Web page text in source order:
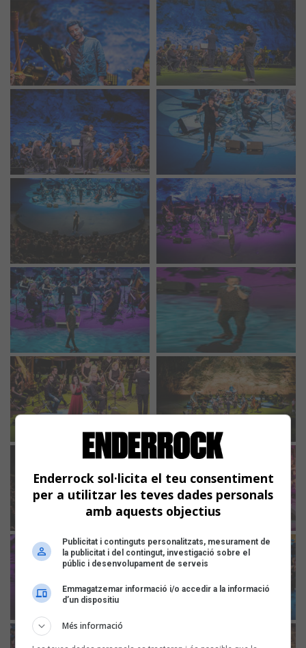
Enderrock sol·licita el teu consentiment
per a utilitzar les teves dades personals
amb aquests objectius
Publicitat i continguts personalitzats, mesurament de
la publicitat i del contingut, investigació sobre el
públic i desenvolupament de serveis
Emmagatzemar informació i/o accedir a la informació
d’un dispositiu
Més informació